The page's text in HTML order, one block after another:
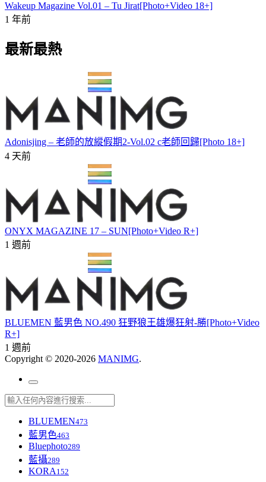
Wakeup Magazine Vol.01 – Tu Jirat[Photo+Video 18+]
1 年前
最新最熱
Adonisjing – 老師的放縱假期2-Vol.02 c老師回歸[Photo 18+]
4 天前
ONYX MAGAZINE 17 – SUN[Photo+Video R+]
1 週前
BLUEMEN 藍男色 NO.490 狂野狼王雄爆狂射-勝[Photo+Video
R+]
1 週前
Copyright © 2020-2026 MANIMG.
BLUEMEN473
藍男色463
Bluephoto289
藍攝289
KORA 152